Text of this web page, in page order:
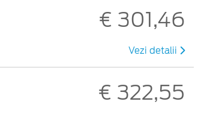
€ 301,46
Vezi detalii
€ 322,55